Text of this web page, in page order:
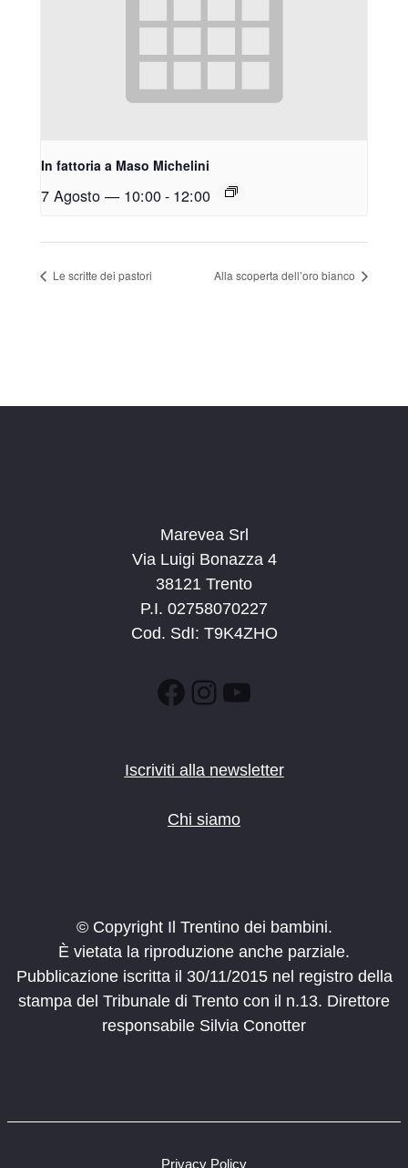
In fattoria a Maso Michelini
7 Agosto — 10:00- 12:00
Le scritte dei pastori Alla scoperta dell’oro bianco
Marevea Srl
Via Luigi Bonazza 4
38121 Trento
P.I. 02758070227
Cod. SdI: T9K4ZHO
Facebook
Instagram
YouTube
Iscriviti alla newsletter
Chi siamo
© Copyright Il Trentino dei bambini.
È vietata la riproduzione anche parziale.
Pubblicazione iscritta il 30/11/2015 nel registro della
stampa del Tribunale di Trento con il n.13. Direttore
responsabile Silvia Conotter
Privacy Policy